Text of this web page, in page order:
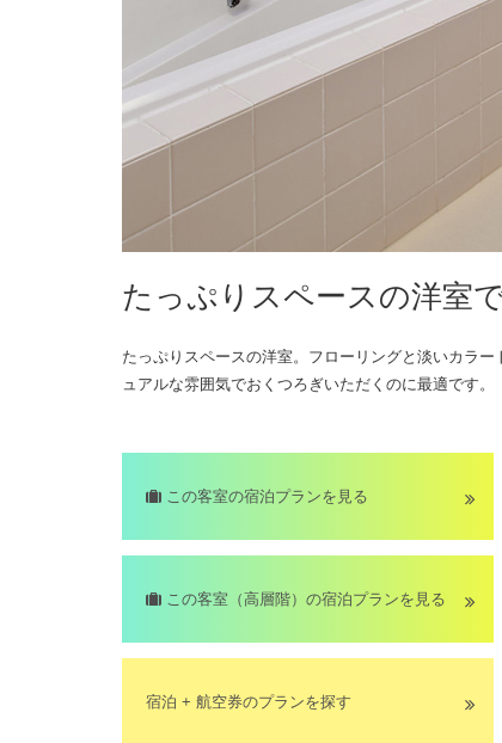
たっぷりスペースの洋室
たっぷりスペースの洋室。フローリングと淡いカラ
ュアルな雰囲気でおくつろぎいただくのに最適です。
この客室の宿泊プランを見る
この客室（高層階）の宿泊プランを見る
宿泊 + 航空券のプランを探す